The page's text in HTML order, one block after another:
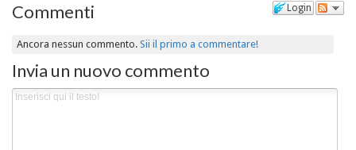
Login
Commenti
Ancora nessun commento.Sii il primo a commentare!
Invia un nuovo commento